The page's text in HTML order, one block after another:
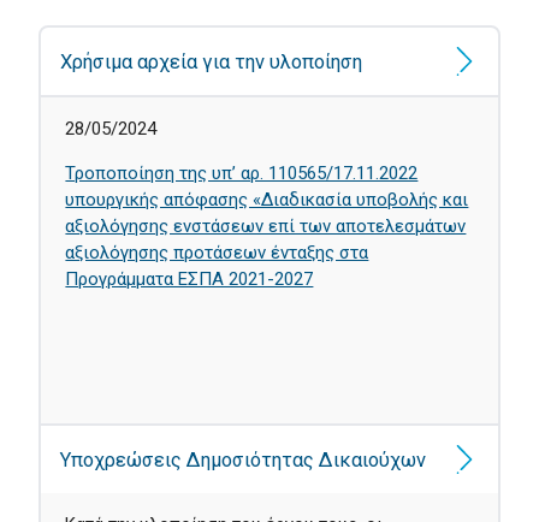
Χρήσιμα αρχεία για την υλοποίηση
28/05/2024
Τροποποίηση της υπ’ αρ. 110565/17.11.2022
υπουργικής απόφασης «Διαδικασία υποβολής και
αξιολόγησης ενστάσεων επί των αποτελεσμάτων
αξιολόγησης προτάσεων ένταξης στα
Προγράμματα ΕΣΠΑ 2021-2027
Υποχρεώσεις Δημοσιότητας Δικαιούχων